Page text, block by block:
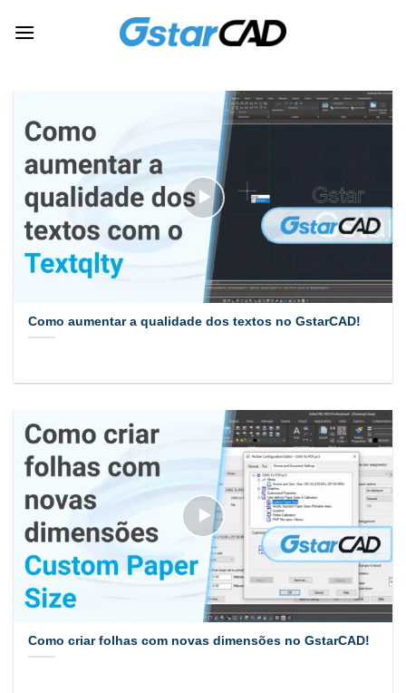
Como aumentar a qualidade dos textos no GstarCAD!
Como criar folhas com novas dimensões no GstarCAD!